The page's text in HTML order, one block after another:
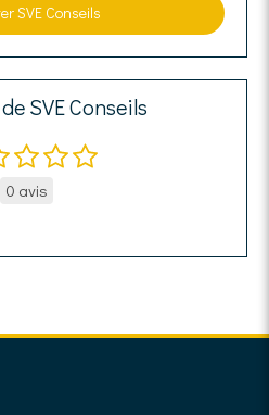
SVE Conseils
SVE Conseils
0 avis